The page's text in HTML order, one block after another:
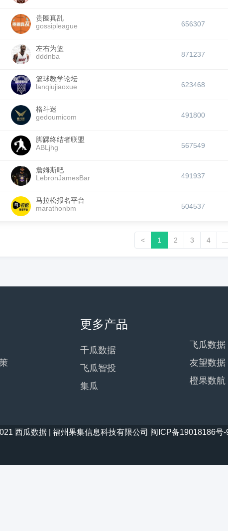
贵圈真乱
gossipleague
656307
左右为篮
dddnba
871237
篮球教学论坛
lanqiujiaoxue
623468
格斗迷
gedoumicom
491800
脚踝终结者联盟
ABLjhg
567549
詹姆斯吧
LebronJamesBar
491937
马拉松报名平台
marathonbm
504537
< 1 2 3 4
更多产品
千瓜数据
飞瓜智投
集瓜
飞瓜数据
友望数据
橙果数航
西瓜数据 | 福州果集信息科技有限公司 闽ICP备19018186号-